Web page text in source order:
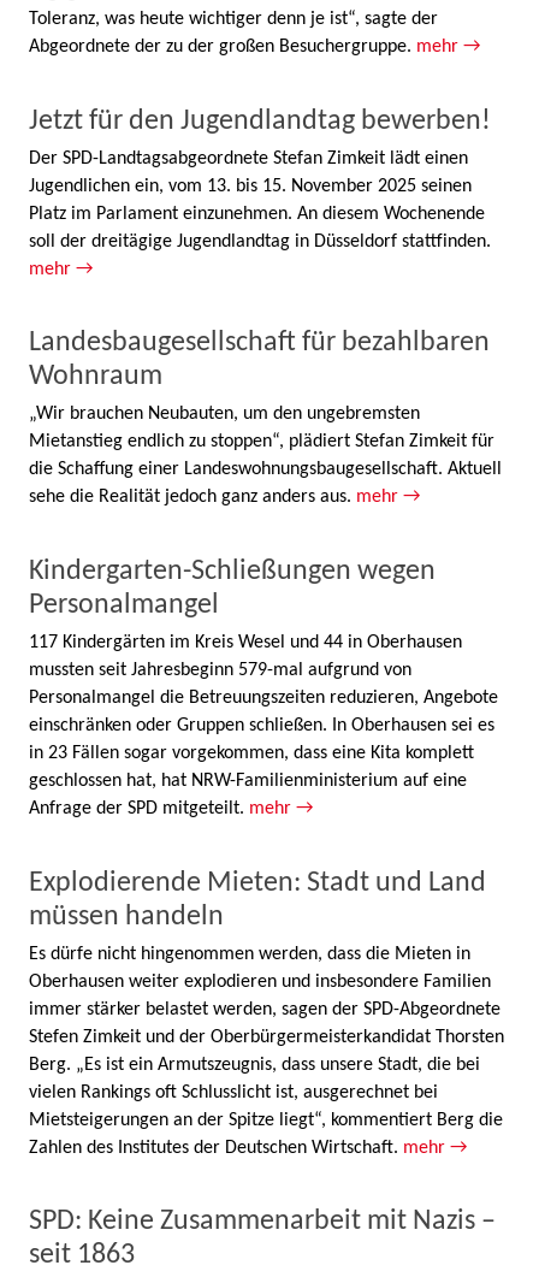
Toleranz, was heute wichtiger denn je ist“, sagte der
Abgeordnete der zu der großen Besuchergruppe. mehr →
Jetzt für den Jugendlandtag bewerben!
Der SPD-Landtagsabgeordnete Stefan Zimkeit lädt einen
Jugendlichen ein, vom 13. bis 15. November 2025 seinen
Platz im Parlament einzunehmen. An diesem Wochenende
soll der dreitägige Jugendlandtag in Düsseldorf stattfinden.
mehr →
Landesbaugesellschaft für bezahlbaren
Wohnraum
„Wir brauchen Neubauten, um den ungebremsten
Mietanstieg endlich zu stoppen“, plädiert Stefan Zimkeit für
die Schaffung einer Landeswohnungsbaugesellschaft. Aktuell
sehe die Realität jedoch ganz anders aus. mehr →
Kindergarten-Schließungen wegen
Personalmangel
117 Kindergärten im Kreis Wesel und 44 in Oberhausen
mussten seit Jahresbeginn 579-mal aufgrund von
Personalmangel die Betreuungszeiten reduzieren, Angebote
einschränken oder Gruppen schließen. In Oberhausen sei es
in 23 Fällen sogar vorgekommen, dass eine Kita komplett
geschlossen hat, hat NRW-Familienministerium auf eine
Anfrage der SPD mitgeteilt. mehr →
Explodierende Mieten: Stadt und Land
müssen handeln
Es dürfe nicht hingenommen werden, dass die Mieten in
Oberhausen weiter explodieren und insbesondere Familien
immer stärker belastet werden, sagen der SPD-Abgeordnete
Stefen Zimkeit und der Oberbürgermeisterkandidat Thorsten
Berg. „Es ist ein Armutszeugnis, dass unsere Stadt, die bei
vielen Rankings oft Schlusslicht ist, ausgerechnet bei
Mietsteigerungen an der Spitze liegt“, kommentiert Berg die
Zahlen des Institutes der Deutschen Wirtschaft. mehr →
SPD: Keine Zusammenarbeit mit Nazis –
seit 1863